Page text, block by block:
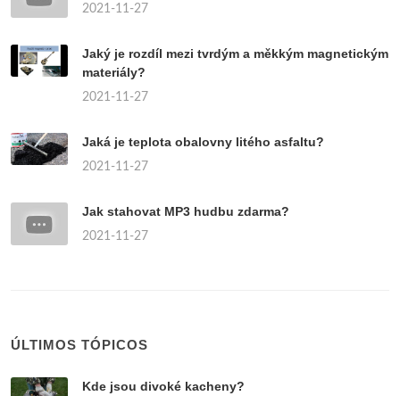
2021-11-27
Jaký je rozdíl mezi tvrdým a měkkým magnetickým
materiály?
2021-11-27
Jaká je teplota obalovny litého asfaltu?
2021-11-27
Jak stahovat MP3 hudbu zdarma?
2021-11-27
ÚLTIMOS TÓPICOS
Kde jsou divoké kacheny?